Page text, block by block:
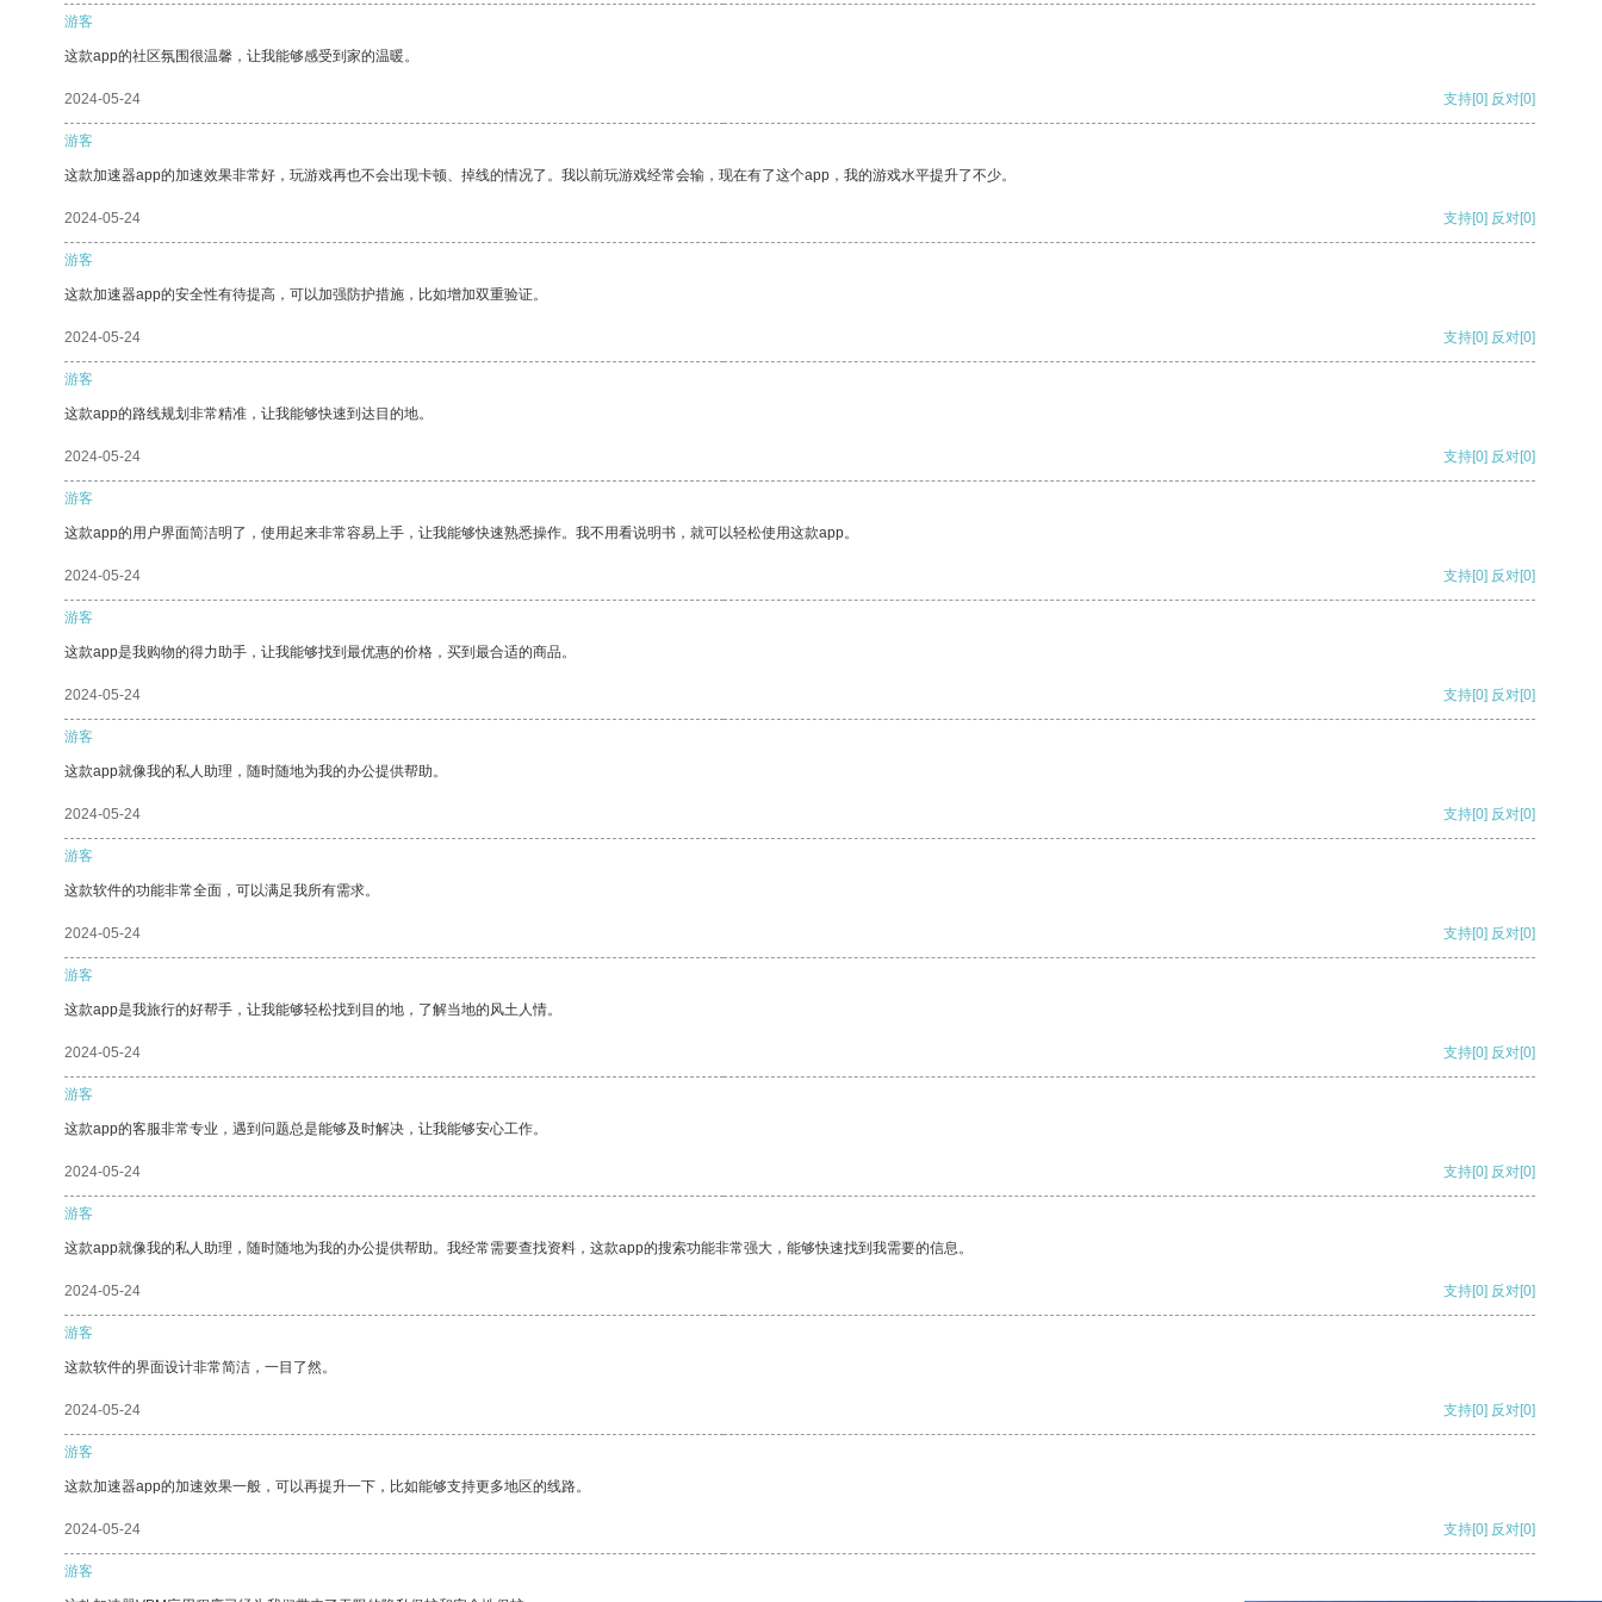
游客
这款app的社区氛围很温馨，让我能够感受到家的温暖。
2024-05-24 支持[0] 反对[0]
游客
这款加速器app的加速效果非常好，玩游戏再也不会出现卡顿、掉线的情况了。我以前玩游戏经常会输，现在有了这个app，我的游戏水平提升了不少。
2024-05-24 支持[0] 反对[0]
游客
这款加速器app的安全性有待提高，可以加强防护措施，比如增加双重验证。
2024-05-24 支持[0] 反对[0]
游客
这款app的路线规划非常精准，让我能够快速到达目的地。
2024-05-24 支持[0] 反对[0]
游客
这款app的用户界面简洁明了，使用起来非常容易上手，让我能够快速熟悉操作。我不用看说明书，就可以轻松使用这款app。
2024-05-24 支持[0] 反对[0]
游客
这款app是我购物的得力助手，让我能够找到最优惠的价格，买到最合适的商品。
2024-05-24 支持[0] 反对[0]
游客
这款app就像我的私人助理，随时随地为我的办公提供帮助。
2024-05-24 支持[0] 反对[0]
游客
这款软件的功能非常全面，可以满足我所有需求。
2024-05-24 支持[0] 反对[0]
游客
这款app是我旅行的好帮手，让我能够轻松找到目的地，了解当地的风土人情。
2024-05-24 支持[0] 反对[0]
游客
这款app的客服非常专业，遇到问题总是能够及时解决，让我能够安心工作。
2024-05-24 支持[0] 反对[0]
游客
这款app就像我的私人助理，随时随地为我的办公提供帮助。我经常需要查找资料，这款app的搜索功能非常强大，能够快速找到我需要的信息。
2024-05-24 支持[0] 反对[0]
游客
这款软件的界面设计非常简洁，一目了然。
2024-05-24 支持[0] 反对[0]
游客
这款加速器app的加速效果一般，可以再提升一下，比如能够支持更多地区的线路。
2024-05-24 支持[0] 反对[0]
游客